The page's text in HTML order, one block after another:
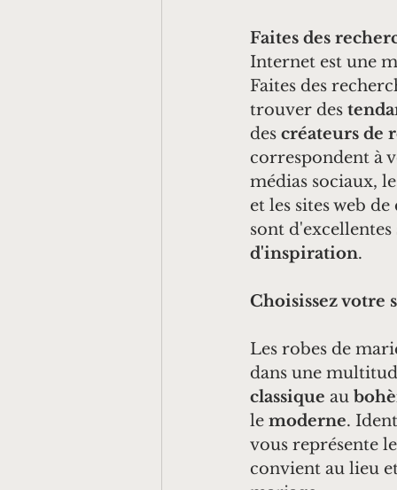
Faites des
Internet est une
Faites des
trouver des
des créateurs de
correspondent à
médias sociaux,
et les sites web
sont d'excellentes
d'inspiration.
Choisissez votre
Les robes de
dans une
classique au
le moderne.
vous représente
convient au lieu